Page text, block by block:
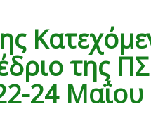
της
24